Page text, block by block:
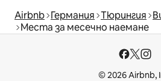
Airbnb Германия Тюрингия
Места за месечно наемане
© 2026 Airbnb,